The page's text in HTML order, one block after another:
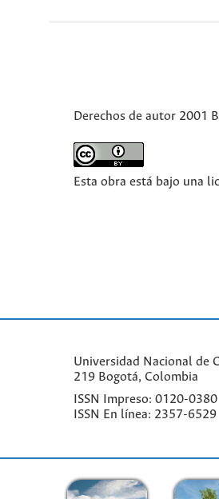
Derechos de autor 2001
Esta obra está bajo una
Universidad Nacional de
219 Bogotá, Colombia
ISSN Impreso: 0120-0380
ISSN En línea: 2357-6529